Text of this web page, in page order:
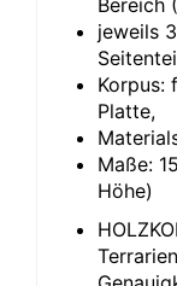
jeweils
Korpus:
Platte,
Maße:
Höhe)